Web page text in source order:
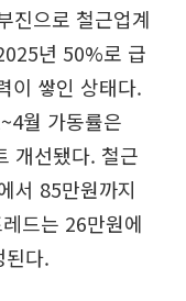
진으로 철근업계
년 50%로 급
이 쌓인 상태다.
월 가동률은
개선됐다. 철근
서 85만원까지
드는 26만원에
된다.